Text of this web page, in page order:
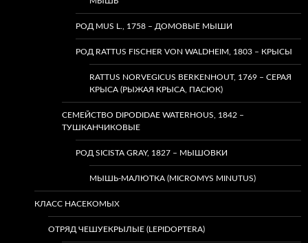
РОД MUS L., 1758 – ДОМОВЫЕ МЫШИ
РОД RATTUS FISCHER VON WALDHEIM, 1803 – КРЫСЫ
RATTUS NORVEGICUS BERKENHOUT, 1769 – СЕРАЯ
КРЫСА (РЫЖАЯ КРЫСА, ПАСЮК)
СЕМЕЙСТВО DIPODIDAE WATERHOUS, 1842 –
ТУШКАНЧИКОВЫЕ
РОД SICISTA GRAY, 1827 – МЫШОВКИ
МЫШЬ-МАЛЮТКА (MICROMYS MINUTUS)
КЛАСС НАСЕКОМЫХ
ОТРЯД ЧЕШУЕКРЫЛЫЕ (LEPIDOPTERA)